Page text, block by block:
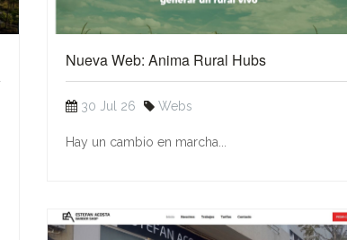
Nueva Web: Anima Rural Hubs
30 Jul 26 Webs
Hay un cambio en marcha...